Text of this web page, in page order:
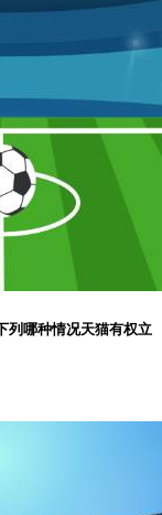
列哪种情况天猫有权立